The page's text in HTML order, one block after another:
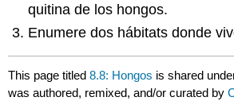
quitina de los hongos.
Enumere dos hábitats donde
This page titled8.8: Hongos is shared
was authored, remixed, and/or curated by